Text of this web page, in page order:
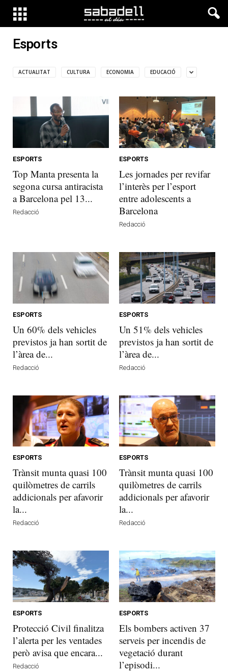
Esports
ACTUALITAT CULTURA ECONOMIA EDUCACIÓ
ESPORTS
Top Manta presenta la
segona cursa antiracista
a Barcelona pel 13...
Redacció
ESPORTS
Les jornades per revifar
l’interès per l’esport
entre adolescents a
Barcelona
Redacció
ESPORTS
Un 60% dels vehicles
previstos ja han sortit de
l’àrea de...
Redacció
ESPORTS
Un 51% dels vehicles
previstos ja han sortit de
l’àrea de...
Redacció
ESPORTS
Trànsit munta quasi 100
quilòmetres de carrils
addicionals per afavorir
la...
Redacció
ESPORTS
Trànsit munta quasi 100
quilòmetres de carrils
addicionals per afavorir
la...
Redacció
ESPORTS
Protecció Civil finalitza
l’alerta per les ventades
però avisa que encara...
Redacció
ESPORTS
Els bombers activen 37
serveis per incendis de
vegetació durant
l’episodi...